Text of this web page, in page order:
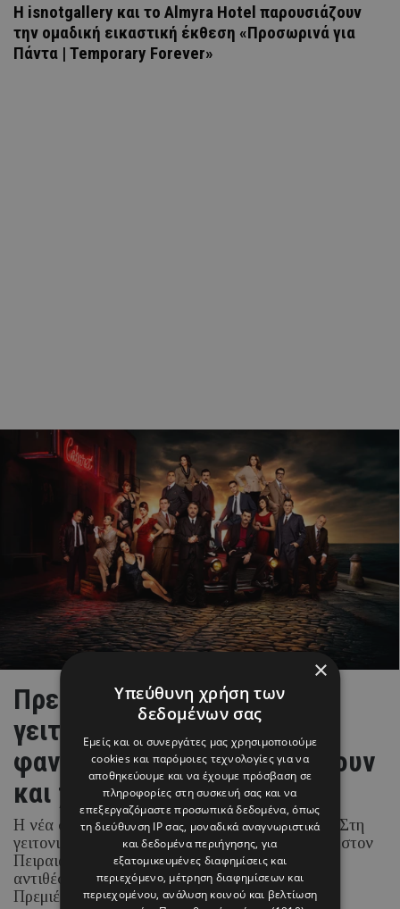
H isnotgallery και το Almyra Hotel παρουσιάζουν
την ομαδική εικαστική έκθεση «Προσωρινά για
Πάντα | Temporary Forever»
Πρεμιέρα «Porto Leone: Στη
γειτονιά με τα κόκκινα
φανάρια»: Δύο κόσμοι σμίγουν
και χωρίζονται!
Η νέα σειρά του ALPHA Κύπρου «Porto Leone: Στη
γειτονιά με τα κόκκινα φανάρια», μας ταξιδεύει στον
Πειραιά του 1964-1965, σε μια περίοδο έντονων
αντιθέσεων και φορτισμένων συναισθημάτων.
Πρεμιέρα το Σάββατο 29 Αυγούστου, στις 21.00.
×
Υπεύθυνη χρήση των
δεδομένων σας
Εμείς και οι συνεργάτες μας χρησιμοποιούμε
cookies και παρόμοιες τεχνολογίες για να
αποθηκεύουμε και να έχουμε πρόσβαση σε
πληροφορίες στη συσκευή σας και να
επεξεργαζόμαστε προσωπικά δεδομένα, όπως
τη διεύθυνση IP σας, μοναδικά αναγνωριστικά
και δεδομένα περιήγησης, για
εξατομικευμένες διαφημίσεις και
περιεχόμενο, μέτρηση διαφημίσεων και
περιεχομένου, ανάλυση κοινού και βελτίωση